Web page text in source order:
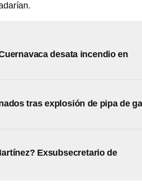
desata incendio en
tras explosión de pipa de
Exsubsecretario de